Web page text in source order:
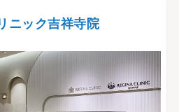
ニック吉祥寺院